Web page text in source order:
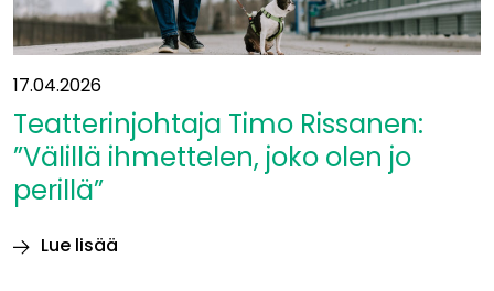
17.04.2026
Teatterinjohtaja Timo Rissanen:
”Välillä ihmettelen, joko olen jo
perillä”
Lue lisää